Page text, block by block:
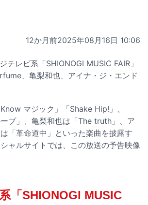
12か月前2025年08月16日 10:06
テレビ系「SHIONOGI MUSIC FAIR」
、亀梨和也、アイナ・ジ・エンド
マジック」「Shake Hip!」、
プ」、亀梨和也は「The truth」、ア
「革命道中」といった楽曲を披露す
ャルサイトでは、この放送の予告映像
「SHIONOGI MUSIC